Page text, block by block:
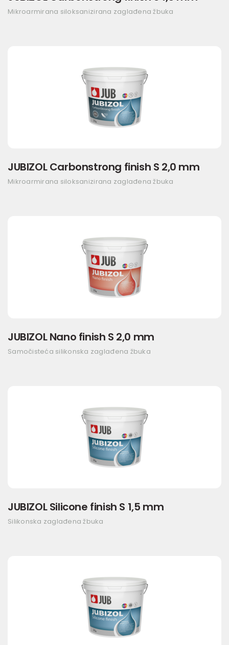
Mikroarmirana siloksanizirana zaglađena žbuka
JUBIZOL Carbonstrong finish S 2,0 mm
Mikroarmirana siloksanizirana zaglađena žbuka
JUBIZOL Nano finish S 2,0 mm
Samočisteća silikonska zaglađena žbuka
JUBIZOL Silicone finish S 1,5 mm
Silikonska zaglađena žbuka